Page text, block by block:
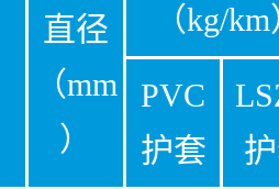
直径
（mm
）
（kg/
PVC
护套